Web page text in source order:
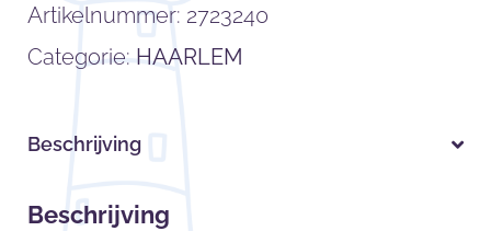
Artikelnummer: 2723240
Categorie: HAARLEM
Beschrijving
Beschrijving